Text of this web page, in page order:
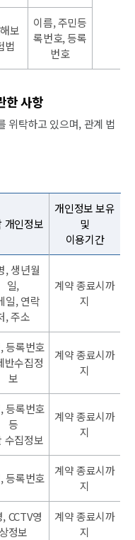
보
법
이름, 주민등
록번호, 등록
번호
한 사항
위탁하고 있으며, 관계 법
개인정보
개인정보 보유
및
이용기간
, 생년월
일,
일, 연락
, 주소
계약 종료시까
지
등록번호
반수집정
보
계약 종료시까
지
등록번호
등
수집정보
계약 종료시까
지
등록번호
계약 종료시까
지
CCTV영
상정보
계약 종료시까
지